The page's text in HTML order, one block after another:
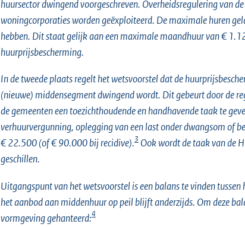
huursector dwingend voorgeschreven. Overheidsregulering van
woningcorporaties worden geëxploiteerd. De maximale huren
hebben. Dit staat gelijk aan een maximale maandhuur van €
huurprijsbescherming.
In de tweede plaats regelt het wetsvoorstel dat de
(nieuwe) middensegment dwingend wordt. Dit gebeurt door de
de gemeenten een toezichthoudende en handhavende taak te
verhuurvergunning, oplegging van een last onder dwangsom of
€ 22.500 (of € 90.000 bij recidive).3 Ook wordt de taak van de
geschillen.
Uitgangspunt van het wetsvoorstel is een balans te vinden
het aanbod aan middenhuur op peil blijft anderzijds. Om deze
vormgeving gehanteerd:4